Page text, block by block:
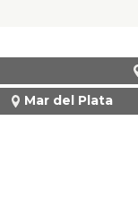
Mar del Plata